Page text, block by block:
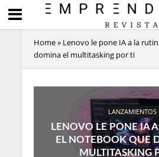
Home» Lenovo le pone IA a la
domina el multitasking por ti
LANZAMIENTOS
LENOVO LE PONE IA
EL NOTEBOOK QUE
MULTITASKING